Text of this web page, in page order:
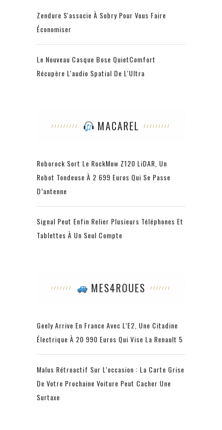
Zendure S'associe À Sobry Pour Vous Faire
Économiser
Le Nouveau Casque Bose QuietComfort
Récupère L'audio Spatial De L'Ultra
MACAREL
Roborock Sort Le RockMow Z120 LiDAR, Un
Robot Tondeuse À 2 699 Euros Qui Se Passe
D’antenne
Signal Peut Enfin Relier Plusieurs Téléphones Et
Tablettes À Un Seul Compte
MES4ROUES
Geely Arrive En France Avec L’E2, Une Citadine
Électrique À 20 990 Euros Qui Vise La Renault 5
Malus Rétroactif Sur L’occasion : La Carte Grise
De Votre Prochaine Voiture Peut Cacher Une
Surtaxe